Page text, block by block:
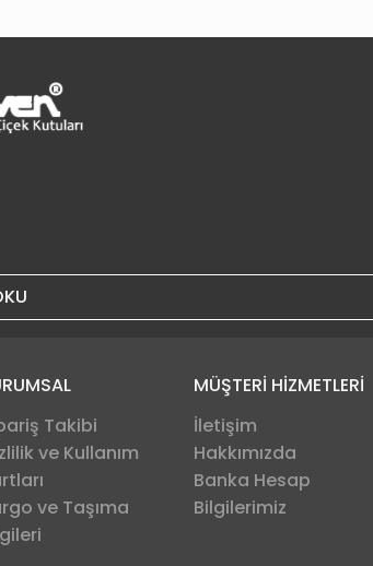
Takibi
ve Kullanım
ve Taşıma
MÜŞTERİ HİZMETLERİ
İletişim
Hakkımızda
Banka Hesap
Bilgilerimiz